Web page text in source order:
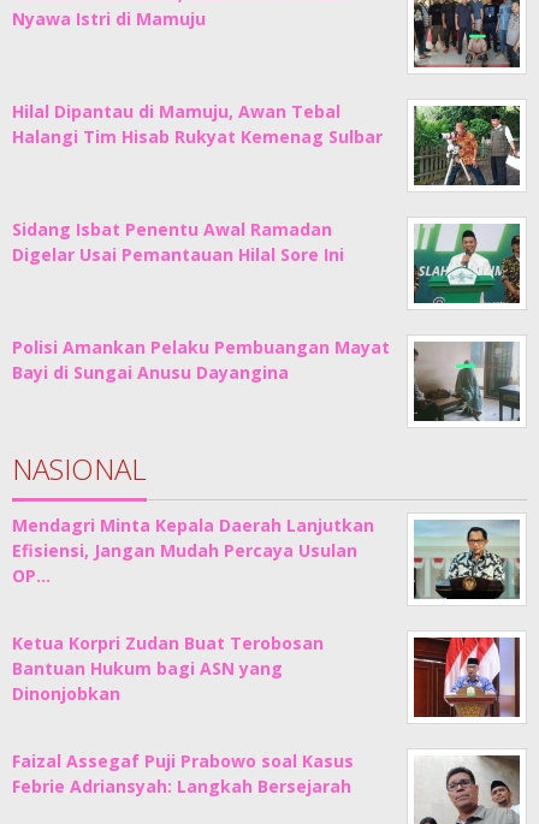
Nyawa Istri di Mamuju
Hilal Dipantau di Mamuju, Awan Tebal
Halangi Tim Hisab Rukyat Kemenag Sulbar
Sidang Isbat Penentu Awal Ramadan
Digelar Usai Pemantauan Hilal Sore Ini
Polisi Amankan Pelaku Pembuangan Mayat
Bayi di Sungai Anusu Dayangina
NASIONAL
Mendagri Minta Kepala Daerah Lanjutkan
Efisiensi, Jangan Mudah Percaya Usulan
OP…
Ketua Korpri Zudan Buat Terobosan
Bantuan Hukum bagi ASN yang
Dinonjobkan
Faizal Assegaf Puji Prabowo soal Kasus
Febrie Adriansyah: Langkah Bersejarah